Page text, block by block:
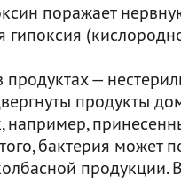
поражает
гипоксия
—
продукты
например,
бактерия может
продукции.